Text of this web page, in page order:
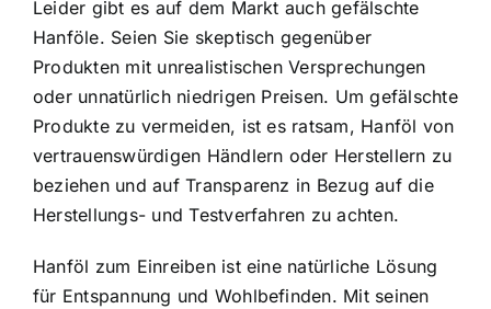
Leider gibt es auf dem Markt auch gefälschte
Hanföle. Seien Sie skeptisch gegenüber
Produkten mit unrealistischen Versprechungen
oder unnatürlich niedrigen Preisen. Um gefälschte
Produkte zu vermeiden, ist es ratsam, Hanföl von
vertrauenswürdigen Händlern oder Herstellern zu
beziehen und auf Transparenz in Bezug auf die
Herstellungs- und Testverfahren zu achten.
Hanföl zum Einreiben ist eine natürliche Lösung
für Entspannung und Wohlbefinden. Mit seinen